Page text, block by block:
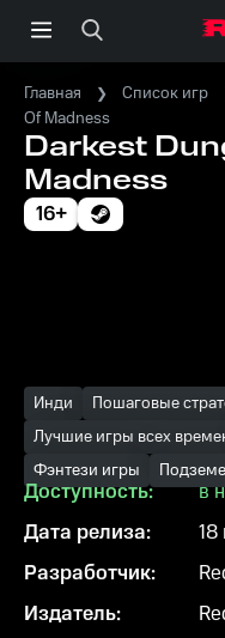
Главная Список игр
Of Madness
Darkest
Madness
16+
Инди Пошаговые
Лучшие игры всех
Фэнтези игры
Доступность:
в
Дата релиза:
18
Разработчик:
Издатель: